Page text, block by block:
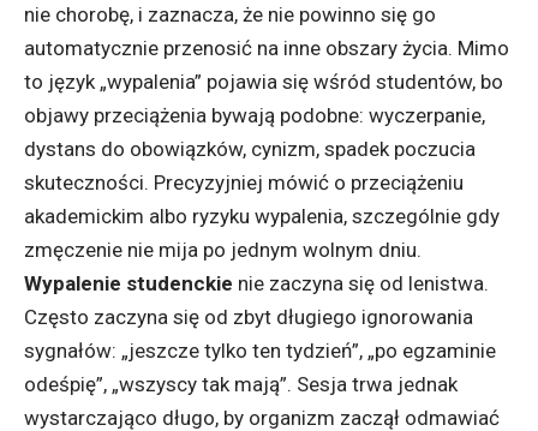
nie chorobę, i zaznacza, że nie powinno się go
automatycznie przenosić na inne obszary życia. Mimo
to język „wypalenia” pojawia się wśród studentów, bo
objawy przeciążenia bywają podobne: wyczerpanie,
dystans do obowiązków, cynizm, spadek poczucia
skuteczności. Precyzyjniej mówić o przeciążeniu
akademickim albo ryzyku wypalenia, szczególnie gdy
zmęczenie nie mija po jednym wolnym dniu.
Wypalenie studenckie nie zaczyna się od lenistwa.
Często zaczyna się od zbyt długiego ignorowania
sygnałów: „jeszcze tylko ten tydzień”, „po egzaminie
odeśpię”, „wszyscy tak mają”. Sesja trwa jednak
wystarczająco długo, by organizm zaczął odmawiać